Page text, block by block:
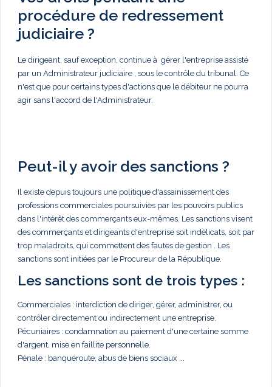
procédure de redressement
judiciaire ?
Le dirigeant, sauf exception, continue à gérer l'entreprise assisté
par un Administrateur judiciaire , sous le contrôle du tribunal. Ce
n'est que pour certains types d'actions que le débiteur ne pourra
agir sans l'accord de l'Administrateur.
Peut-il y avoir des sanctions ?
Il existe depuis toujours une politique d'assainissement des
professions commerciales poursuivies par les pouvoirs publics
dans l'intérêt des commerçants eux-mêmes. Les sanctions visent
des commerçants et dirigeants d'entreprise soit indélicats, soit par
trop maladroits, qui commettent des fautes de gestion . Les
sanctions sont initiées par le Procureur de la République.
Les sanctions sont de trois types :
Commerciales : interdiction de diriger, gérer, administrer, ou
contrôler directement ou indirectement une entreprise.
Pécuniaires : condamnation au paiement d'une certaine somme
d'argent, mise en faillite personnelle.
Pénale : banqueroute, abus de biens sociaux ...